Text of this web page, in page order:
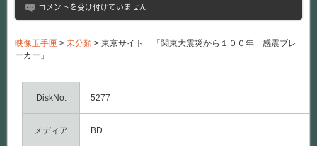
東
京
イ
ト
大
震
ら
コメントを受け付けていません
映像玉手匣 > 未分類 > 東京サイト 「関東大震災から１００年 感震ブレ
ーカー」
DiskNo. 5277
メディア BD